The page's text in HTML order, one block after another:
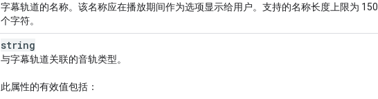
字幕轨道的名称。该名称应在播放期间作为选项显示给用户。支持的名称长度上限为 150
个字符。
string
与字幕轨道关联的音轨类型。
此属性的有效值包括：